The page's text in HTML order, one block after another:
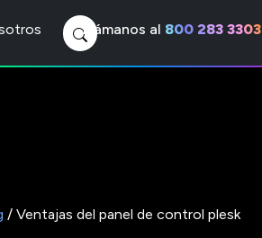
Llámanos al 800 283 3303
/ Ventajas del panel de control plesk